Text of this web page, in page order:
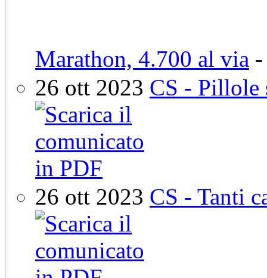
Marathon, 4.700 al via
26 ott 2023 CS - Pillole
26 ott 2023 CS - Tanti